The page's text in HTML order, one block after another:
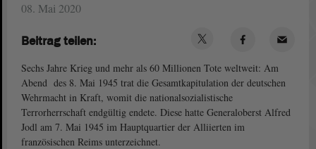
08. Mai 2020
Sechs Jahre Krieg und mehr als 60 Millionen Tote weltweit: Am
Abend des 8. Mai 1945 trat die Gesamtkapitulation der deutschen
Wehrmacht in Kraft, womit die nationalsozialistische
Terrorherrschaft endgültig endete. Diese hatte Generaloberst Alfred
Jodl am 7. Mai 1945 im Hauptquartier der Alliierten im
französischen Reims unterzeichnet.
Beitrag teilen: